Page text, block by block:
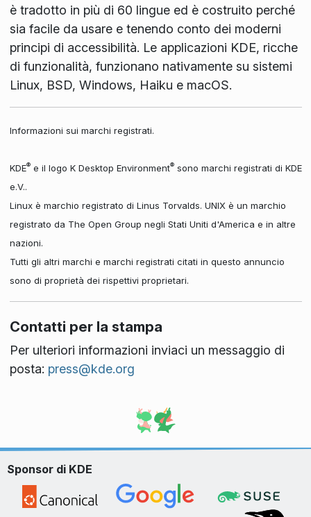
è tradotto in più di 60 lingue ed è costruito perché
sia facile da usare e tenendo conto dei moderni
principi di accessibilità. Le applicazioni KDE, ricche
di funzionalità, funzionano nativamente su sistemi
Linux, BSD, Windows, Haiku e macOS.
Informazioni sui marchi registrati.
KDE®e il logo K Desktop Environment®sono marchi registrati di KDE
e.V..
Linux è marchio registrato di Linus Torvalds. UNIX è un marchio
registrato da The Open Group negli Stati Uniti d'America e in altre
nazioni.
Tutti gli altri marchi e marchi registrati citati in questo annuncio
sono di proprietà dei rispettivi proprietari.
Contatti per la stampa
Per ulteriori informazioni inviaci un messaggio di
posta: press@kde.org
Sponsor di KDE